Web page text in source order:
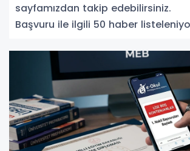
sayfamızdan takip edebilirsiniz.
Başvuru ile ilgili 50 haber